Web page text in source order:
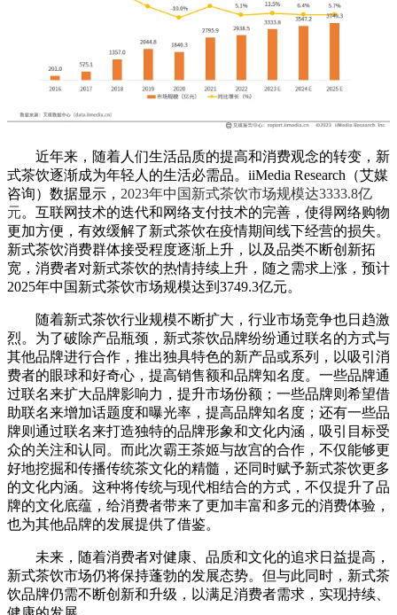
近年来，随着人们生活品质的提高和消费观念的转变，新
式茶饮逐渐成为年轻人的生活必需品。iiMedia Research（艾媒
咨询）数据显示， 2023年中国新式茶饮市场规模达3333.8亿
元。互联网技术的迭代和网络支付技术的完善，使得网络购物
更加方便，有效缓解了新式茶饮在疫情期间线下经营的损失。
新式茶饮消费群体接受程度逐渐上升，以及品类不断创新拓
宽，消费者对新式茶饮的热情持续上升，随之需求上涨，预计
2025年中国新式茶饮市场规模达到3749.3亿元。
随着新式茶饮行业规模不断扩大，行业市场竞争也日趋激
烈。为了破除产品瓶颈，新式茶饮品牌纷纷通过联名的方式与
其他品牌进行合作，推出独具特色的新产品或系列，以吸引消
费者的眼球和好奇心，提高销售额和品牌知名度。一些品牌通
过联名来扩大品牌影响力，提升市场份额；一些品牌则希望借
助联名来增加话题度和曝光率，提高品牌知名度；还有一些品
牌则通过联名来打造独特的品牌形象和文化内涵，吸引目标受
众的关注和认同。而此次霸王茶姬与故宫的合作，不仅能够更
好地挖掘和传播传统茶文化的精髓，还同时赋予新式茶饮更多
的文化内涵。这种将传统与现代相结合的方式，不仅提升了品
牌的文化底蕴，给消费者带来了更加丰富和多元的消费体验，
也为其他品牌的发展提供了借鉴。
未来，随着消费者对健康、品质和文化的追求日益提高，
新式茶饮市场仍将保持蓬勃的发展态势。但与此同时，新式茶
饮品牌仍需不断创新和升级，以满足消费者需求，实现持续、